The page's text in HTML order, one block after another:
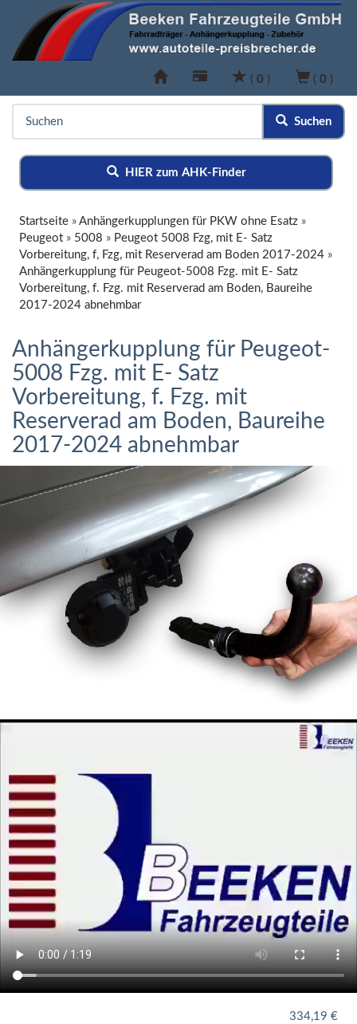
( 0 ) ( 0 )
Suchen
HIER zum AHK-Finder
Startseite » Anhängerkupplungen für PKW ohne Esatz »
Peugeot » 5008 » Peugeot 5008 Fzg, mit E- Satz
Vorbereitung, f, Fzg, mit Reserverad am Boden 2017-2024 »
Anhängerkupplung für Peugeot-5008 Fzg. mit E- Satz
Vorbereitung, f. Fzg. mit Reserverad am Boden, Baureihe
2017-2024 abnehmbar
Anhängerkupplung für Peugeot-
5008 Fzg. mit E- Satz
Vorbereitung, f. Fzg. mit
Reserverad am Boden, Baureihe
2017-2024 abnehmbar
334,19 €